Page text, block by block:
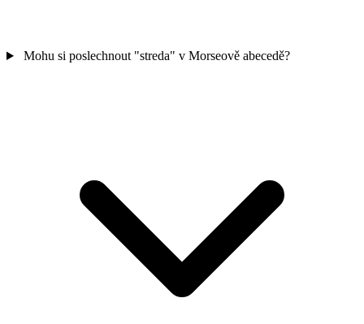
Mohu si poslechnout "streda" v Morseově abecedě?